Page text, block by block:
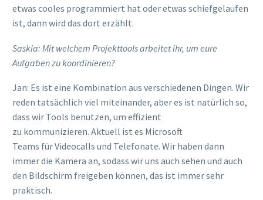
etwas cooles programmiert hat oderetwas schiefgelaufen
ist, dann wird das dort erzählt.
Saskia: Mit welchem Projekttoolsarbeitet ihr, um eure
Aufgaben zu koordinieren?
Jan: Es ist eine Kombination aus verschiedenen Dingen. Wir
reden tatsächlich viel miteinander, aber es ist natürlich so,
dass wir Tools benutzen, um effizient
zu kommunizieren. Aktuell ist es Microsoft
Teams fürVideocalls und Telefonate. Wir haben dann
immer die Kamera an, sodass wir uns auch sehen und auch
den Bildschirm freigeben können, das ist immer sehr
praktisch.